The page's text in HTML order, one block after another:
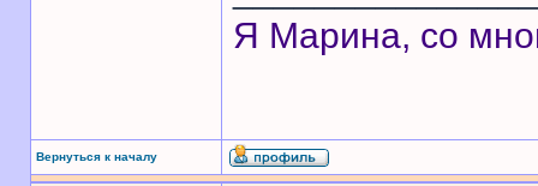
Я Марина, со
Вернуться к началу